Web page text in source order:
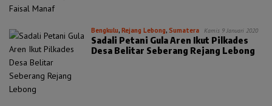
Bengkulu,Rejang Lebong,Sumatera Kamis 9 Januari 2020
Sadali Petani Gula Aren Ikut Pilkades
Desa Belitar Seberang Rejang Lebong